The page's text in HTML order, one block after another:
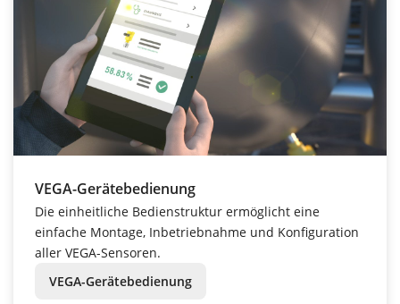
VEGA-Gerätebedienung
Die einheitliche Bedienstruktur ermöglicht eine
einfache Montage, Inbetriebnahme und Konfiguration
aller VEGA-Sensoren.
VEGA-Gerätebedienung